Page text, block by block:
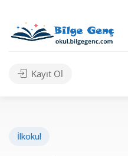
Kayıt Ol
İlkokul